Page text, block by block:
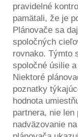
pravidelné
pamätali, že je
Plánovače sa
spoločných
rovnako. Týmto
spoločné úsilie
Niektoré
poznatky
hodnota
partnera, nie
nadväzovanie